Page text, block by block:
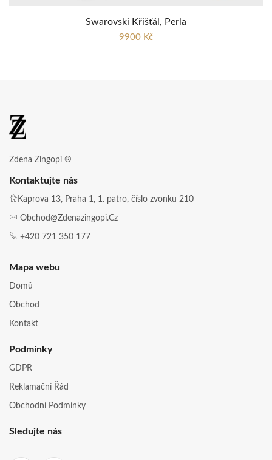
Swarovski Křišťál, Perla
9900 Kč
Zdena Zingopi ®
Kontaktujte nás
Kaprova 13, Praha 1, 1. patro, číslo zvonku 210
Obchod@zdenazingopi.cz
+420 721 350 177
Mapa webu
Domů
Obchod
Kontakt
Podmínky
GDPR
Reklamační Řád
Obchodní Podmínky
Sledujte nás